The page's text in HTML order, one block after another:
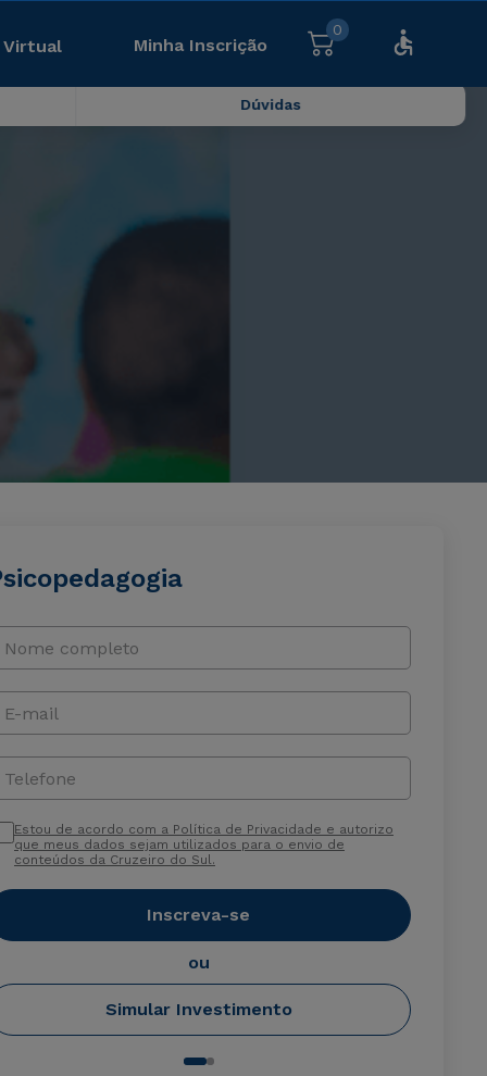
Virtual Minha Inscrição
0
Dúvidas
Nome completo
E-mail
Telefone
Estou de acordo com a Política de Privacidade e autorizo
que meus dados sejam utilizados para o envio de
conteúdos da Cruzeiro do Sul.
Inscreva-se
ou
Simular Investimento